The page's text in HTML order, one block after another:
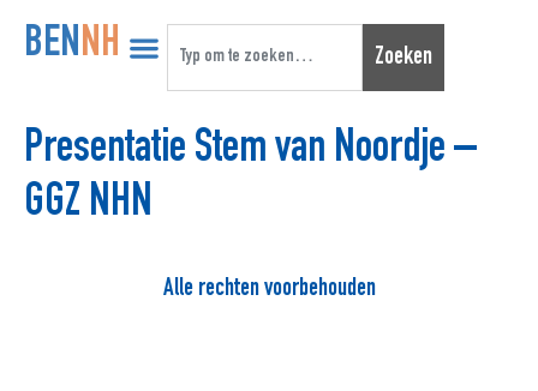
BENNH Zoeken
Presentatie Stem van Noordje –
GGZ NHN
Alle rechten voorbehouden